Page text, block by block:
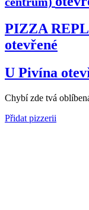
PIZZA
otevřené
U Pivína
Chybí zde tvá
Přidat pizzerii